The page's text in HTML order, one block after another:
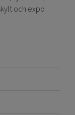
och expo